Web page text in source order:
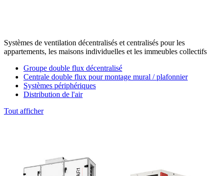
Systèmes de ventilation décentralisés et centralisés pour les
appartements, les maisons individuelles et les immeubles collectifs
Groupe double flux décentralisé
Centrale double flux pour montage mural / plafonnier
Systèmes périphériques
Distribution de l'air
Tout afficher